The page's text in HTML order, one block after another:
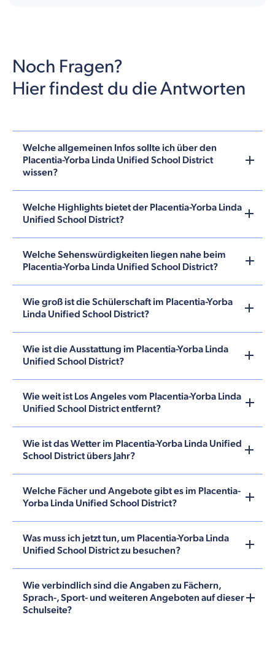
Noch Fragen?
Hier findest du die Antworten
Welche allgemeinen Infos sollte ich über den
Placentia-Yorba Linda Unified School District
wissen?
Welche Highlights bietet der Placentia-Yorba Linda
Unified School District?
Welche Sehenswürdigkeiten liegen nahe beim
Placentia-Yorba Linda Unified School District?
Wie groß ist die Schülerschaft im Placentia-Yorba
Linda Unified School District?
Wie ist die Ausstattung im Placentia-Yorba Linda
Unified School District?
Wie weit ist Los Angeles vom Placentia-Yorba Linda
Unified School District entfernt?
Wie ist das Wetter im Placentia-Yorba Linda Unified
School District übers Jahr?
Welche Fächer und Angebote gibt es im Placentia-
Yorba Linda Unified School District?
Was muss ich jetzt tun, um Placentia-Yorba Linda
Unified School District zu besuchen?
Wie verbindlich sind die Angaben zu Fächern,
Sprach-, Sport- und weiteren Angeboten auf dieser
Schulseite?